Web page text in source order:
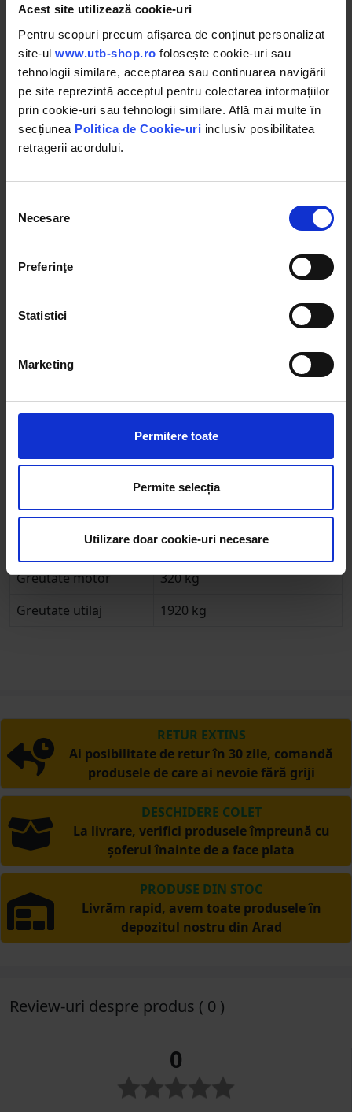
Acest site utilizează cookie-uri
Pentru scopuri precum afișarea de conținut personalizat
site-ul www.utb-shop.ro folosește cookie-uri sau
tehnologii similare, acceptarea sau continuarea navigării
pe site reprezintă acceptul pentru colectarea informațiilor
prin cookie-uri sau tehnologii similare. Află mai multe în
secțiunea Politica de Cookie-uri inclusiv posibilitatea
retragerii acordului.
consimțământului
Necesare
Preferinţe
Statistici
Marketing
Permitere toate
Permite selecția
Utilizare doar cookie-uri necesare
Seria
604
Tractiune
4x4
Putere motor
60CP (44.1 kW)
Turatie motor
Combustibil
Diesel
Model motor
Sistem franare
Anvelopa spate
12.4 - 28
Servodirectie
Dotari cabina
Trapa, Ventilatie, Incalzire,
FM / USB)
Greutate motor
320 kg
Greutate utilaj
1920 kg
RETUR EXTINS
Ai posibilitate de retur în 30 zile, comandă
produsele de care ai nevoie fără griji
DESCHIDERE COLET
La livrare, verifici produsele împreună cu
șoferul înainte de a face plata
PRODUSE DIN STOC
Livrăm rapid, avem toate produsele în
depozitul nostru din Arad
Review-uri despre produs ( 0 )
0